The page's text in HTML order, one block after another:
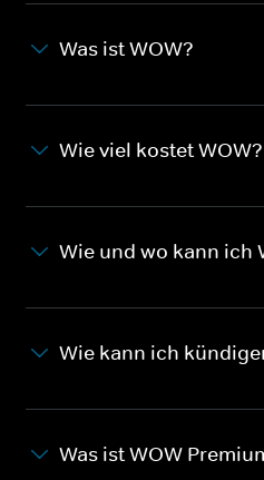
Was ist WOW?
Wie viel kostet WOW?
Wie und wo kann ich
Wie kann ich
Was ist WOW